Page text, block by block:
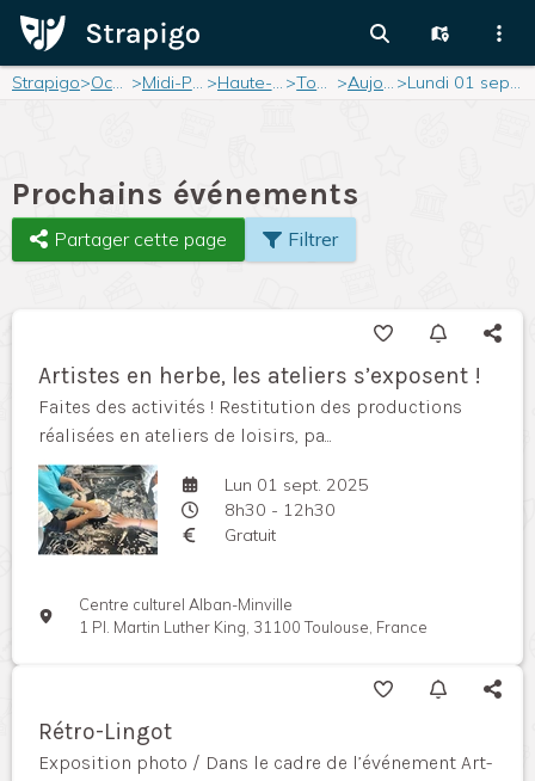
Strapigo> Occitanie > Midi-Pyrénées > Haute-Garonne > Toulouse > Aujourd'hui > Lundi 01 septembre 2025
Prochains événements
Partager cette page Filtrer
Artistes en herbe, les ateliers s’exposent !
Faites des activités ! Restitution des productions
réalisées en ateliers de loisirs, pa...
Lun 01 sept. 2025
8h30 - 12h30
Gratuit
Centre culturel Alban-Minville
1 Pl. Martin Luther King, 31100 Toulouse, France
Rétro-Lingot
Exposition photo / Dans le cadre de l’événement Art-